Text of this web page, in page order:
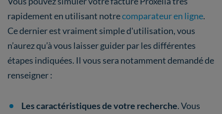
rapidement en utilisant notrecomparateur en ligne.
Ce dernier est vraiment simple d'utilisation, vous
n’aurez qu’à vous laisser guider par les différentes
étapes indiquées. Il vous sera notamment demandé de
renseigner :
Les caractéristiques de votre recherche. Vous